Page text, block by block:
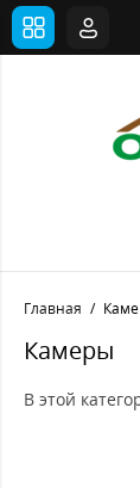
Главная
Камеры
В этой